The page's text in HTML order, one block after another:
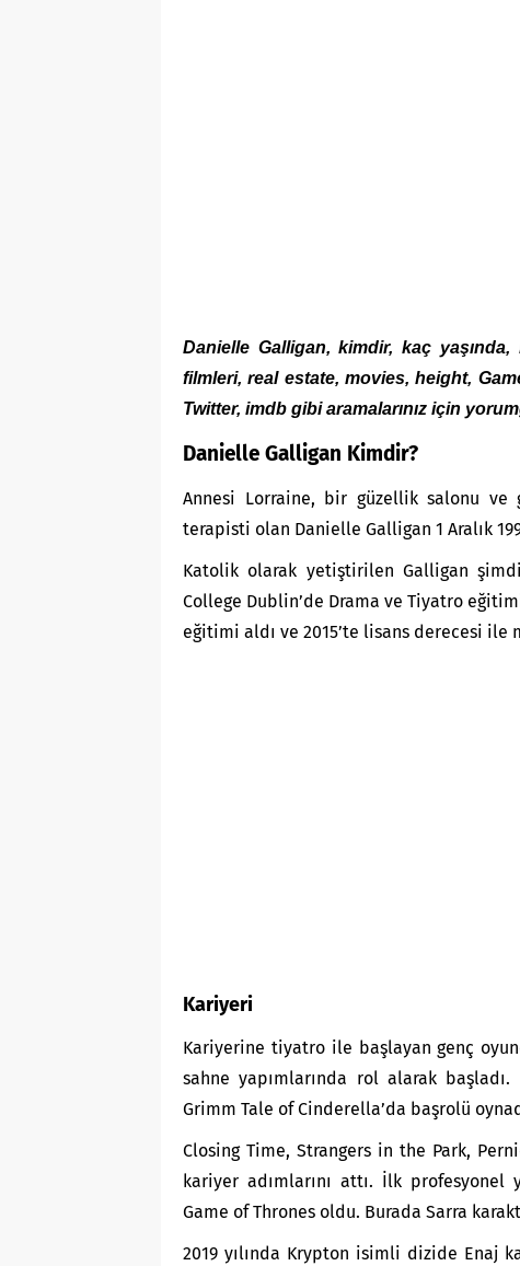
Danielle Galligan, kimdir, kaç
filmleri, real estate, movies, height,
Twitter, imdb gibi aramalarınız için
Danielle Galligan Kimdir?
Annesi Lorraine, bir güzellik salonu
terapisti olan Danielle Galligan 1 Aralık
Katolik olarak yetiştirilen Galligan
College Dublin’de Drama ve Tiyatro
eğitimi aldı ve 2015’te lisans derecesi ile
Kariyeri
Kariyerine tiyatro ile başlayan genç
sahne yapımlarında rol alarak
Grimm Tale of Cinderella’da başrolü
Closing Time, Strangers in the Park,
kariyer adımlarını attı. İlk
Game of Thrones oldu. Burada Sarra
2019 yılında Krypton isimli dizide Enaj